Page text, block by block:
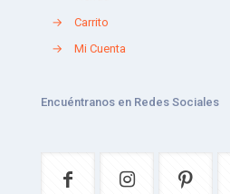
→
Carrito
→
Mi Cuenta
Encuéntranos en Redes Sociales